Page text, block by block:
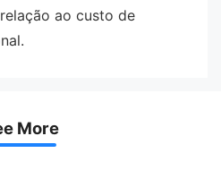
ao custo de
More